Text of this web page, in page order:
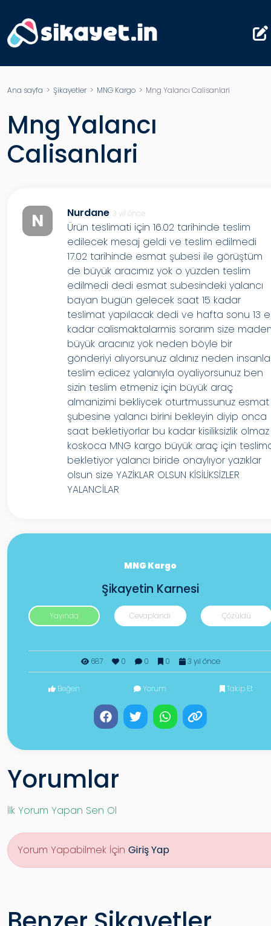
Ana sayfa > Şikayetler> MNG Kargo > Mng Yalancı Calisanlari
Mng Yalancı
Calisanlari
N Nurdane 3 yıl önce
Ürün teslimati için 16.02 tarihinde teslim
edilecek mesaj geldi ve teslim edilmedi
17.02 tarihinde esmat şubesi ile görüştüm
de büyük aracımız yok o yüzden teslim
edilmedi dedi esmat subesindeki yalancı
bayan bugün gelecek saat 15 kadar
teslimat yapılacak dedi ve hafta sonu 13 e
kadar calismaktalarmis sorarım size
büyük aracınız yok neden böyle bir
gönderiyi alıyorsunuz aldınız neden
teslim edicez yalanıyla oyaliyorsunuz ben
sizin teslim etmeniz için büyük araç
almanizimi bekliycek oturtmussunuz esmat
şubesine yalancı birini bekleyin diyip onca
saat bekletiyorlar bu kadar kisiliksizlik olmaz
koskoca MNG kargo büyük araç için
bekletiyor yalancı biride onaylıyor yazıklar
olsun size YAZİKLAR OLSUN KİSİLİKSİZLER
YALANCİLAR
MNG Kargo
Şikayetin Karnesi
Yayında Cevaplandı Çözüldü
687 0 0 0 3 yıl önce
Beğen Yorum Takip Et
Yorumlar
İlk Yorum Yapan Sen Ol
Yorum Yapabilmek İçin Giriş Yap